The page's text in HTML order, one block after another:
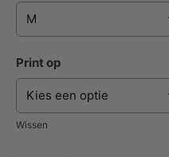
Print op
Wissen